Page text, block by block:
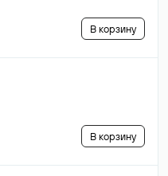
В корзину
В корзину